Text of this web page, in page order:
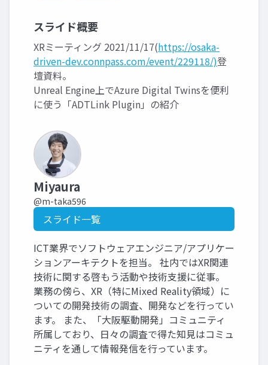
スライド概要
XRミーティング 2021/11/17(https://osaka-
driven-dev.connpass.com/event/229118/)登
壇資料。
Unreal Engine上でAzure Digital Twinsを便利
に使う「ADTLink Plugin」の紹介
Miyaura
@m-taka596
スライド一覧
ICT業界でソフトウェアエンジニア/アプリケー
ションアーキテクトを担当。 社内ではXR関連
技術に関する啓もう活動や技術支援に従事。
業務の傍ら、XR（特にMixed Reality領域）に
ついての開発技術の調査、開発などを行ってい
ます。 また、「大阪駆動開発」コミュニティ
所属しており、日々の調査で得た知見はコミュ
ニティを通して情報発信を行っています。